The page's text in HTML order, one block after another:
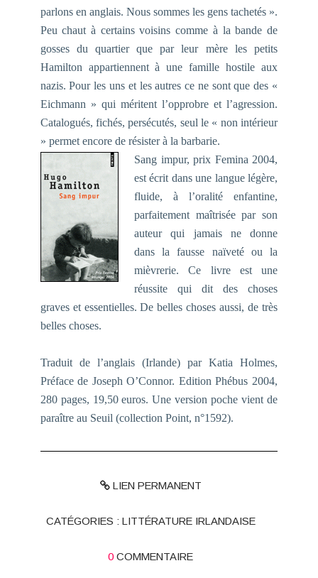
parlons en anglais. Nous sommes les gens tachetés ».
Peu chaut à certains voisins comme à la bande de
gosses du quartier que par leur mère les petits
Hamilton appartiennent à une famille hostile aux
nazis. Pour les uns et les autres ce ne sont que des «
Eichmann » qui méritent l’opprobre et l’agression.
Catalogués, fichés, persécutés, seul le « non intérieur
» permet encore de résister à la barbarie.
Sang impur, prix Femina 2004,
est écrit dans une langue légère,
fluide, à l’oralité enfantine,
parfaitement maîtrisée par son
auteur qui jamais ne donne
dans la fausse naïveté ou la
mièvrerie. Ce livre est une
réussite qui dit des choses
graves et essentielles. De belles choses aussi, de très
belles choses.
Traduit de l’anglais (Irlande) par Katia Holmes,
Préface de Joseph O’Connor. Edition Phébus 2004,
280 pages, 19,50 euros. Une version poche vient de
paraître au Seuil (collection Point, n°1592).
LIEN PERMANENT
CATÉGORIES : LITTÉRATURE IRLANDAISE
0 COMMENTAIRE